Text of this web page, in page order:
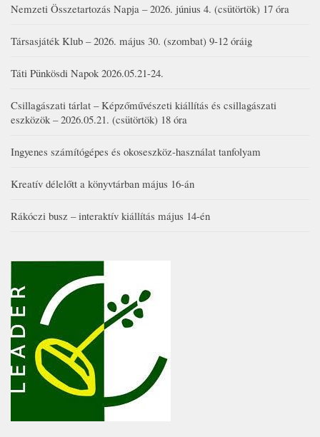
Nemzeti Összetartozás Napja – 2026. június 4. (csütörtök) 17 óra
Társasjáték Klub – 2026. május 30. (szombat) 9-12 óráig
Táti Pünkösdi Napok 2026.05.21-24.
Csillagászati tárlat – Képzőművészeti kiállítás és csillagászati
eszközök – 2026.05.21. (csütörtök) 18 óra
Ingyenes számítógépes és okoseszköz-használat tanfolyam
Kreatív délelőtt a könyvtárban május 16-án
Rákóczi busz – interaktív kiállítás május 14-én